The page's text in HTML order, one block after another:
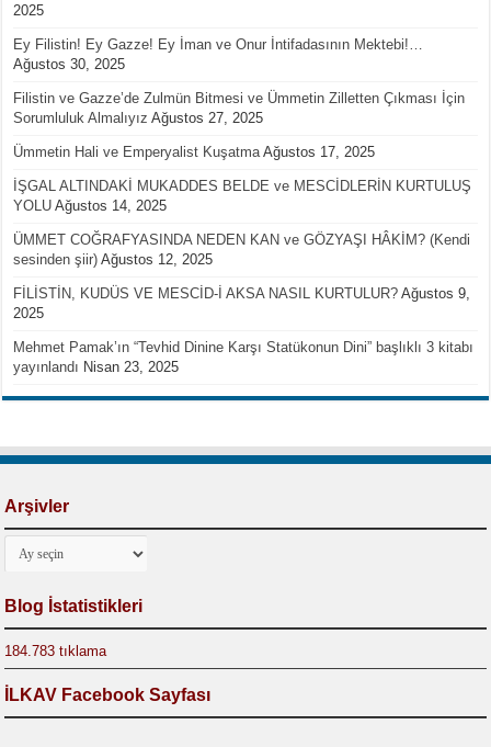
2025
Ey Filistin! Ey Gazze! Ey İman ve Onur İntifadasının Mektebi!…
Ağustos 30, 2025
Filistin ve Gazze’de Zulmün Bitmesi ve Ümmetin Zilletten Çıkması İçin
Sorumluluk Almalıyız Ağustos 27, 2025
Ümmetin Hali ve Emperyalist Kuşatma Ağustos 17, 2025
İŞGAL ALTINDAKİ MUKADDES BELDE ve MESCİDLERİN KURTULUŞ
YOLU Ağustos 14, 2025
ÜMMET COĞRAFYASINDA NEDEN KAN ve GÖZYAŞI HÂKİM? (Kendi
sesinden şiir) Ağustos 12, 2025
FİLİSTİN, KUDÜS VE MESCİD-İ AKSA NASIL KURTULUR? Ağustos 9,
2025
Mehmet Pamak’ın “Tevhid Dinine Karşı Statükonun Dini” başlıklı 3 kitabı
yayınlandı Nisan 23, 2025
Arşivler
Arşivler
Blog İstatistikleri
184.783 tıklama
İLKAV Facebook Sayfası